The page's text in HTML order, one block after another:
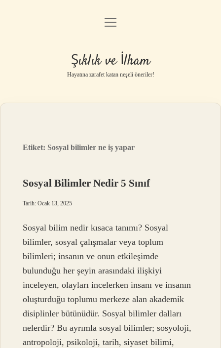
Anasayfa
Gizlilik Politikası
Yasal Uyarı
menüyü
Şıklık ve İlham
Hayatına zarafet katan neşeli öneriler!
Etiket: Sosyal bilimler ne iş yapar
Sosyal Bilimler Nedir 5 Sınıf
Tarih: Ocak 13, 2025
Sosyal bilim nedir kısaca tanımı? Sosyal
bilimler, sosyal çalışmalar veya toplum
bilimleri; insanın ve onun etkileşimde
bulunduğu her şeyin arasındaki ilişkiyi
inceleyen, olayları incelerken insanı ve insanın
oluşturduğu toplumu merkeze alan akademik
disiplinler bütünüdür. Sosyal bilimler dalları
nelerdir? Bu ayrımla sosyal bilimler; sosyoloji,
antropoloji, psikoloji, tarih, siyaset bilimi,